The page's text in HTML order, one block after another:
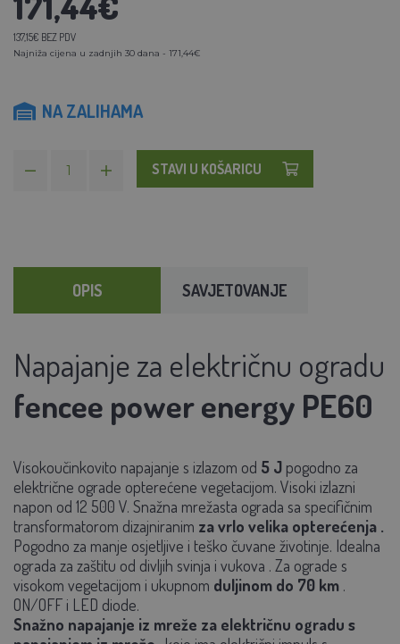
137,15€ BEZ PDV
Najniža cijena u zadnjih 30 dana - 171,44€
NA ZALIHAMA
STAVI U KOŠARICU
OPIS SAVJETOVANJE
Napajanje za električnu ogradu
fencee power energy PE60
Visokoučinkovito napajanje s izlazom od 5 J pogodno za
električne ograde opterećene vegetacijom. Visoki izlazni
napon od 12 500 V. Snažna mrežasta ograda sa specifičnim
transformatorom dizajniranim za vrlo velika opterećenja .
Pogodno za manje osjetljive i teško čuvane životinje. Idealna
ograda za zaštitu od divljih svinja i vukova . Za ograde s
visokom vegetacijom i ukupnom duljinom do 70 km .
ON/OFF i LED diode.
Snažno napajanje iz mreže za električnu ogradu s